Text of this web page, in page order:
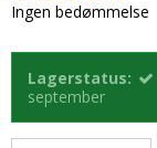
Ingen bedømmelse
Lagerstatus:
september